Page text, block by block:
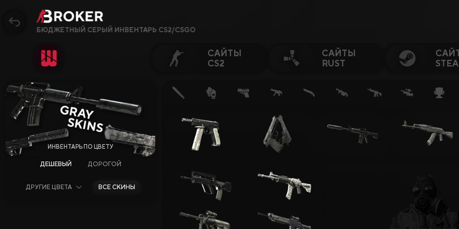
Сайты, Режимы, Бонусы или Ключевые Слова…
Популярное
Сайты CS2
Сайты Steam
БЮДЖЕТНЫЙ СЕРЫЙ ИНВЕНТАРЬ CS2/CSGO
САЙТЫ
CS2
САЙТЫ
RUST
ДЕШЕВЫЙ ДОРОГОЙ
ДРУГИЕ ЦВЕТА ВСЕ СКИНЫ